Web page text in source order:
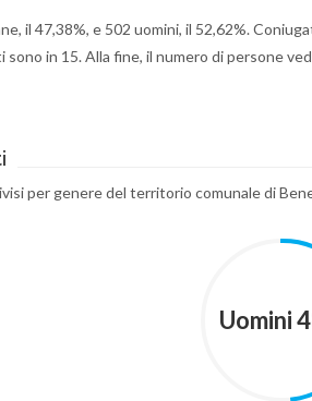
il 47,38%, e 502 uomini, il 52,62%.
in 15. Alla fine, il numero di persone
per genere del territorio comunale di
Uomini